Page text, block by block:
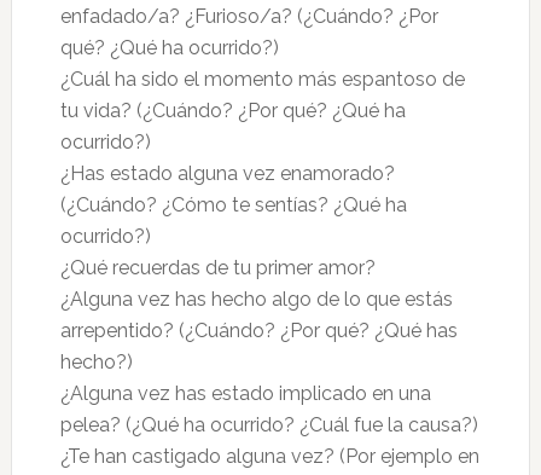
enfadado/a? ¿Furioso/a? (¿Cuándo? ¿Por
qué? ¿Qué ha ocurrido?)
¿Cuál ha sido el momento más espantoso de
tu vida? (¿Cuándo? ¿Por qué? ¿Qué ha
ocurrido?)
¿Has estado alguna vez enamorado?
(¿Cuándo? ¿Cómo te sentías? ¿Qué ha
ocurrido?)
¿Qué recuerdas de tu primer amor?
¿Alguna vez has hecho algo de lo que estás
arrepentido? (¿Cuándo? ¿Por qué? ¿Qué has
hecho?)
¿Alguna vez has estado implicado en una
pelea? (¿Qué ha ocurrido? ¿Cuál fue la causa?)
¿Te han castigado alguna vez? (Por ejemplo en